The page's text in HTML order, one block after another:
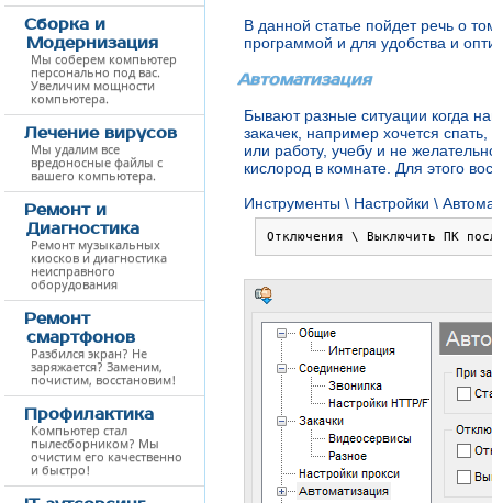
Сборка и
Модернизация
Мы соберем компьютер
персонально под вас.
Увеличим мощности
компьютера.
Лечение вирусов
Мы удалим все
вредоносные файлы с
вашего компьютера.
Ремонт и
Диагностика
Ремонт музыкальных
киосков и диагностика
неисправного
оборудования
Ремонт
смартфонов
Разбился экран? Не
заряжается? Заменим,
почистим, восстановим!
Профилактика
Компьютер стал
пылесборником? Мы
очистим его качественно
и быстро!
В данной статье пойдет речь о
программой и для удобства и
Автоматизация
Бывают разные ситуации когда
закачек, например хочется
или работу, учебу и не
кислород в комнате. Для этого
Инструменты \ Настройки \
Отключения \ Выключить ПК